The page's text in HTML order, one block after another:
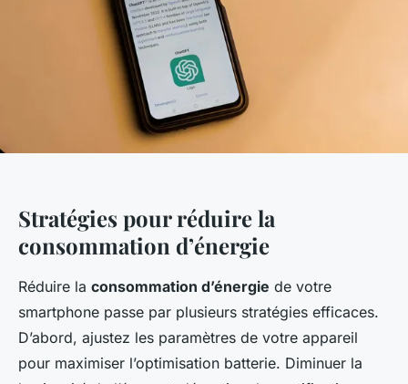
Stratégies pour réduire la
consommation d’énergie
Réduire la consommation d’énergie de votre
smartphone passe par plusieurs stratégies efficaces.
D’abord, ajustez les paramètres de votre appareil
pour maximiser l’optimisation batterie. Diminuer la